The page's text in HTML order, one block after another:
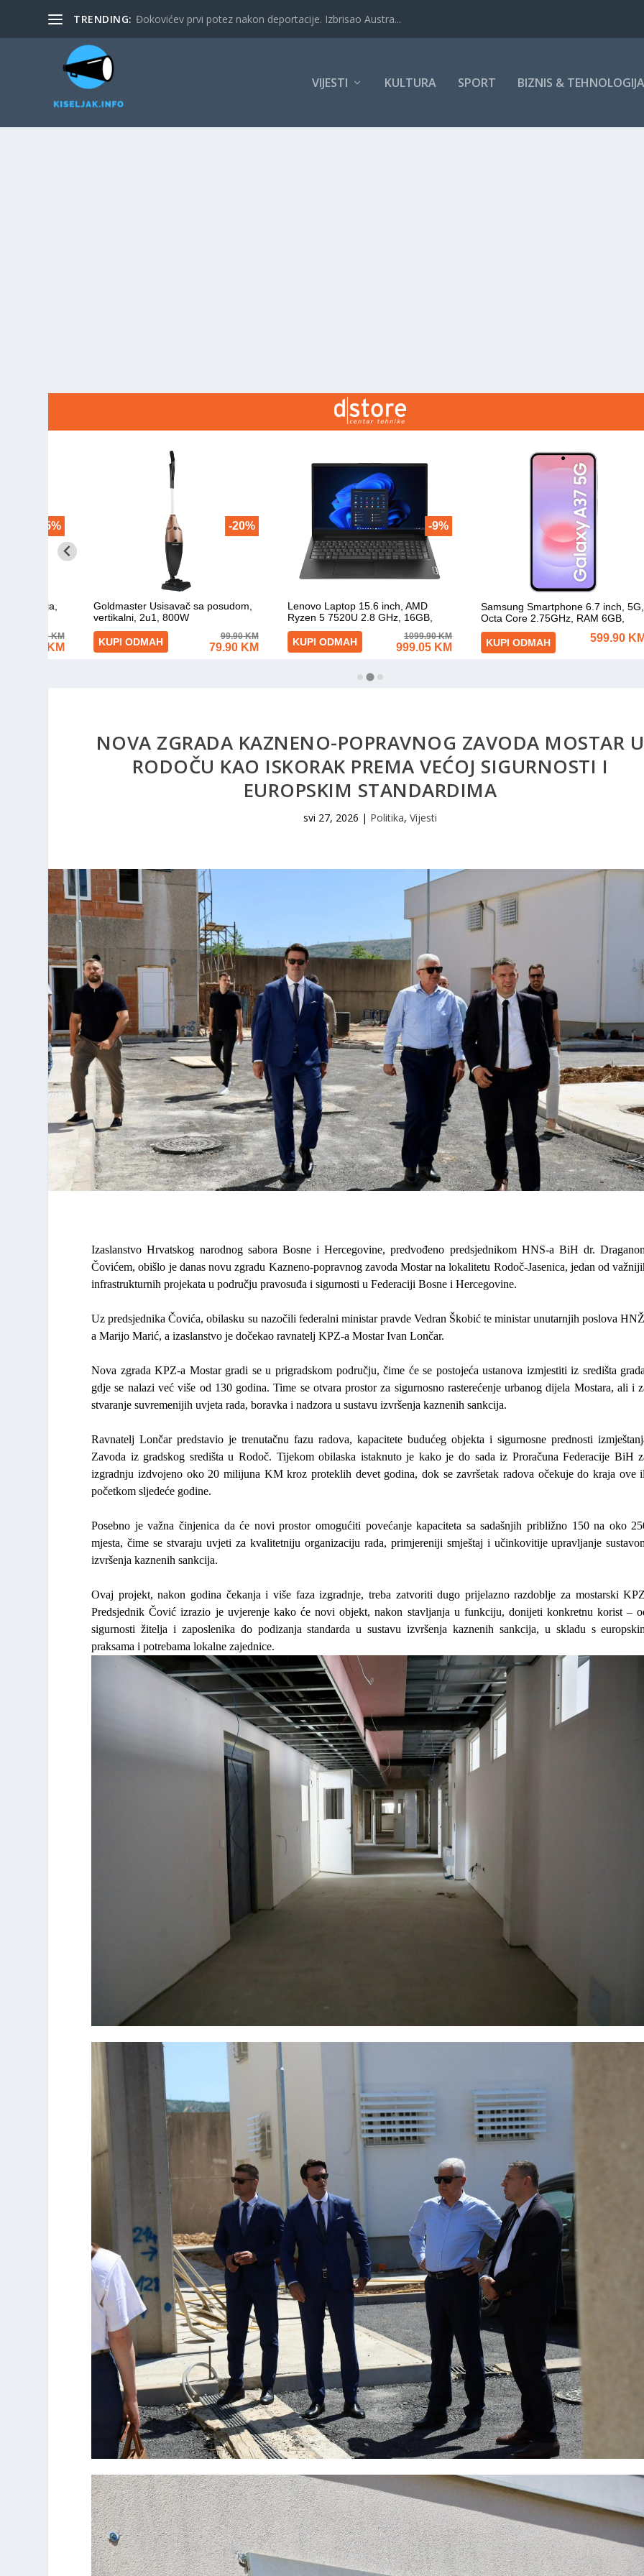
TRENDING: Đokovićev prvi potez nakon deportacije. Izbrisao Austra...
VIJESTI KULTURA SPORT BIZNIS & TEHNOLOGIJA
NOVA ZGRADA KAZNENO-POPRAVNOG ZAVODA MOSTAR U
RODOČU KAO ISKORAK PREMA VEĆOJ SIGURNOSTI I
EUROPSKIM STANDARDIMA
svi 27, 2026 | Politika, Vijesti
Izaslanstvo Hrvatskog narodnog sabora Bosne i Hercegovine, predvođeno predsjednikom HNS-a BiHdr.
Čovićem, obišlo je danas novu zgradu Kazneno-popravnog zavoda Mostar na lokalitetu Rodoč-Jasenica, jedan od
infrastrukturnih projekata u području pravosuđa i sigurnosti u Federaciji Bosne i Hercegovine.
Uz predsjednika Čovića, obilasku su nazočili federalni ministar pravde Vedran Škobić te ministar unutarnjih poslova
aMarijo Marić, a izaslanstvo je dočekao ravnatelj KPZ-a MostarIvan Lončar.
Nova zgrada KPZ-a Mostar gradi se u prigradskom području, čime će se postojeća ustanova izmjestiti iz središta
gdje se nalazi već više od 130 godina. Time se otvara prostor za sigurnosno rasterećenje urbanog dijela Mostara, ali i
stvaranje suvremenijih uvjeta rada, boravka i nadzora u sustavu izvršenja kaznenih sankcija.
Ravnatelj Lončarpredstavio je trenutačnu fazu radova, kapacitete budućeg objekta i sigurnosne prednosti
Zavoda iz gradskog središta u Rodoč. Tijekom obilaska istaknuto je kako je do sada iz Proračuna Federacije BiH
izgradnju izdvojeno oko 20 milijuna KM kroz proteklih devet godina, dok se završetak radova očekuje do kraja ove
početkom sljedeće godine.
Posebno je važna činjenica da će novi prostor omogućiti povećanje kapaciteta sa sadašnjih približno 150 na oko
mjesta, čime se stvaraju uvjeti za kvalitetniju organizaciju rada, primjereniji smještaj i učinkovitije upravljanje
izvršenja kaznenih sankcija.
Ovaj projekt, nakon godina čekanja i više faza izgradnje, treba zatvoriti dugo prijelazno razdoblje za mostarski
Predsjednik Čovićizrazio je uvjerenje kako će novi objekt, nakon stavljanja u funkciju, donijeti konkretnu korist –
sigurnosti žitelja i zaposlenika do podizanja standarda u sustavu izvršenja kaznenih sankcija, u skladu s
praksama i potrebama lokalne zajednice.